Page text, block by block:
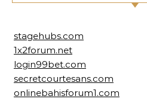
stagehubs.com
1x2forum.net
login99bet.com
secretcourtesans.com
onlinebahisforum1.com